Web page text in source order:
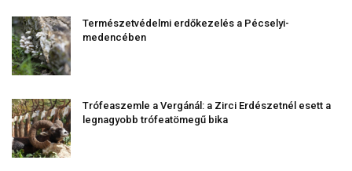
Természetvédelmi erdőkezelés a Pécselyi-
medencében
Trófeaszemle a Vergánál: a Zirci Erdészetnél esett a
legnagyobb trófeatömegű bika